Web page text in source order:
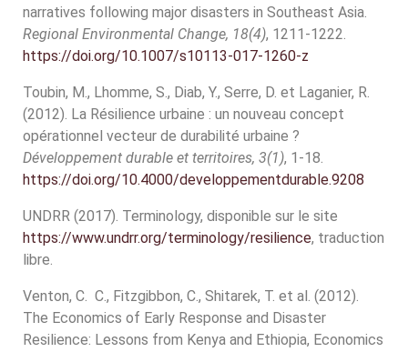
narratives following major disasters in Southeast Asia.
Regional Environmental Change, 18(4), 1211-1222.
https://doi.org/10.1007/s10113-017-1260-z
Toubin, M., Lhomme, S., Diab, Y., Serre, D. et Laganier, R.
(2012). La Résilience urbaine : un nouveau concept
opérationnel vecteur de durabilité urbaine ?
Développement durable et territoires, 3(1), 1-18.
https://doi.org/10.4000/developpementdurable.9208
UNDRR (2017). Terminology, disponible sur le site
https://www.undrr.org/terminology/resilience, traduction
libre.
Venton, C. C., Fitzgibbon, C., Shitarek, T. et al. (2012).
The Economics of Early Response and Disaster
Resilience: Lessons from Kenya and Ethiopia, Economics